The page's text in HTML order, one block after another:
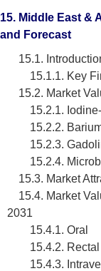
15. Middle East &
and Forecast
15.1.
15.1.1. Key
15.2. Market
15.2.1. Iodine-
15.2.2. Barium
15.2.3.
15.2.4.
15.3. Market
15.4. Market
2031
15.4.1. Oral
15.4.2. Rectal
15.4.3.